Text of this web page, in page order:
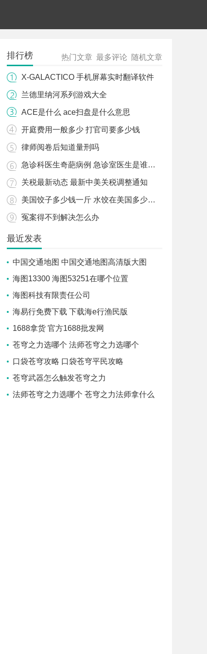
排行榜 热门文章 最多评论 随机文章
X-GALACTICO 手机屏幕实时翻译软件
兰德里纳河系列游戏大全
ACE是什么 ace扫盘是什么意思
开庭费用一般多少 打官司要多少钱
律师阅卷后知道量刑吗
急诊科医生奇葩病例 急诊室医生是谁改了病历
关税最新动态 最新中美关税调整通知
美国饺子多少钱一斤 水饺在美国多少钱一斤
冤案得不到解决怎么办
最近发表
中国交通地图 中国交通地图高清版大图
海图13300 海图53251在哪个位置
海图科技有限责任公司
海易行免费下载 下载海e行渔民版
1688拿货 官方1688批发网
苍穹之力选哪个 法师苍穹之力选哪个
口袋苍穹攻略 口袋苍穹平民攻略
苍穹武器怎么触发苍穹之力
法师苍穹之力选哪个 苍穹之力法师拿什么